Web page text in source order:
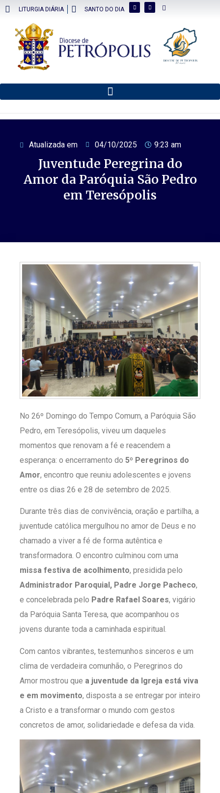
LITURGIA DIÁRIA SANTO DO DIA
Atualizada em 04/10/2025 9:23 am
Juventude Peregrina do
Amor da Paróquia São Pedro
em Teresópolis
No 26º Domingo do Tempo Comum, a Paróquia São
Pedro, em Teresópolis, viveu um daqueles
momentos que renovam a fé e reacendem a
esperança: o encerramento do 5º Peregrinos do
Amor, encontro que reuniu adolescentes e jovens
entre os dias 26 e 28 de setembro de 2025.
Durante três dias de convivência, oração e partilha, a
juventude católica mergulhou no amor de Deus e no
chamado a viver a fé de forma autêntica e
transformadora. O encontro culminou com uma
missa festiva de acolhimento, presidida pelo
Administrador Paroquial, Padre Jorge Pacheco,
e concelebrada pelo Padre Rafael Soares, vigário
da Paróquia Santa Teresa, que acompanhou os
jovens durante toda a caminhada espiritual.
Com cantos vibrantes, testemunhos sinceros e um
clima de verdadeira comunhão, o Peregrinos do
Amor mostrou que a juventude da Igreja está viva
e em movimento, disposta a se entregar por inteiro
a Cristo e a transformar o mundo com gestos
concretos de amor, solidariedade e defesa da vida.